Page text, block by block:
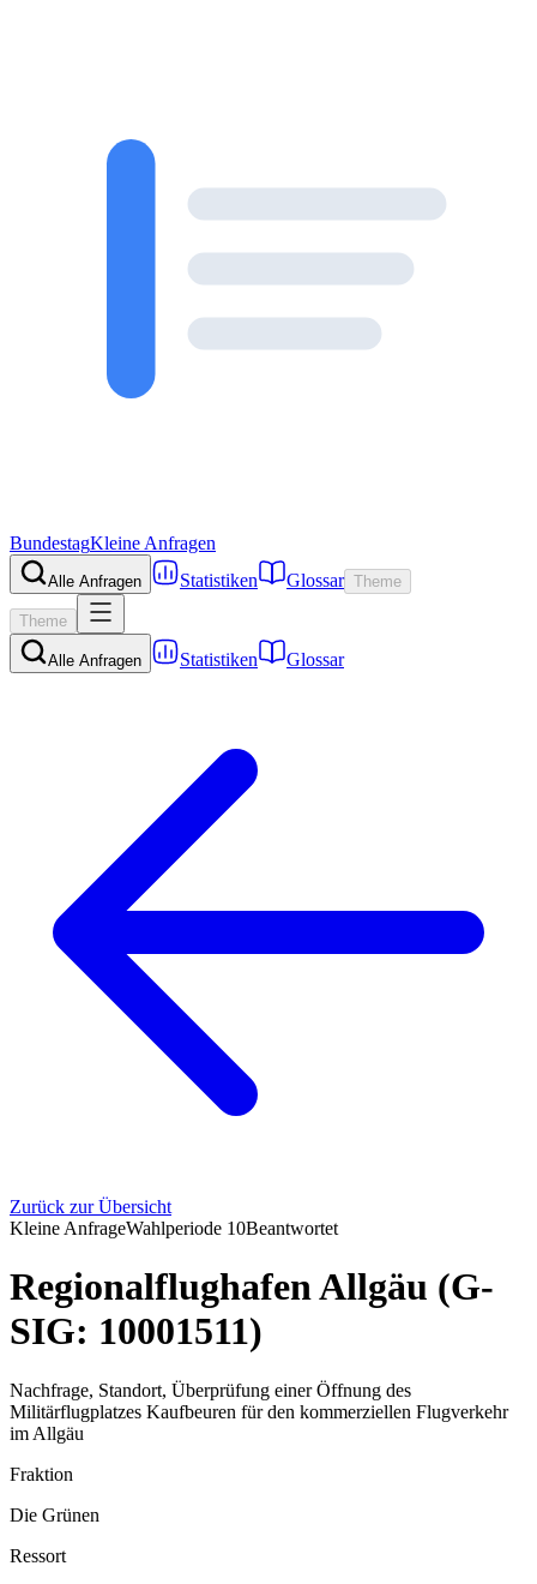
BundestagKleine Anfragen
Alle Anfragen Statistiken Glossar Theme
Theme
Alle Anfragen Statistiken Glossar
Zurück zur Übersicht
Kleine AnfrageWahlperiode 10Beantwortet
Regionalflughafen Allgäu (G-
SIG: 10001511)
Nachfrage, Standort, Überprüfung einer Öffnung des
Militärflugplatzes Kaufbeuren für den kommerziellen Flugverkehr
im Allgäu
Fraktion
Die Grünen
Ressort